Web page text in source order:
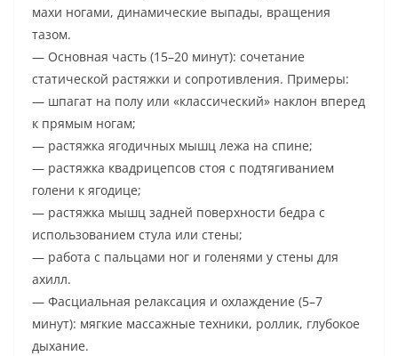
махи ногами, динамические выпады, вращения
тазом.
— Основная часть (15–20 минут): сочетание
статической растяжки и сопротивления. Примеры:
— шпагат на полу или «классический» наклон вперед
к прямым ногам;
— растяжка ягодичных мышц лежа на спине;
— растяжка квадрицепсов стоя с подтягиванием
голени к ягодице;
— растяжка мышц задней поверхности бедра с
использованием стула или стены;
— работа с пальцами ног и голенями у стены для
ахилл.
— Фасциальная релаксация и охлаждение (5–7
минут): мягкие массажные техники, роллик, глубокое
дыхание.